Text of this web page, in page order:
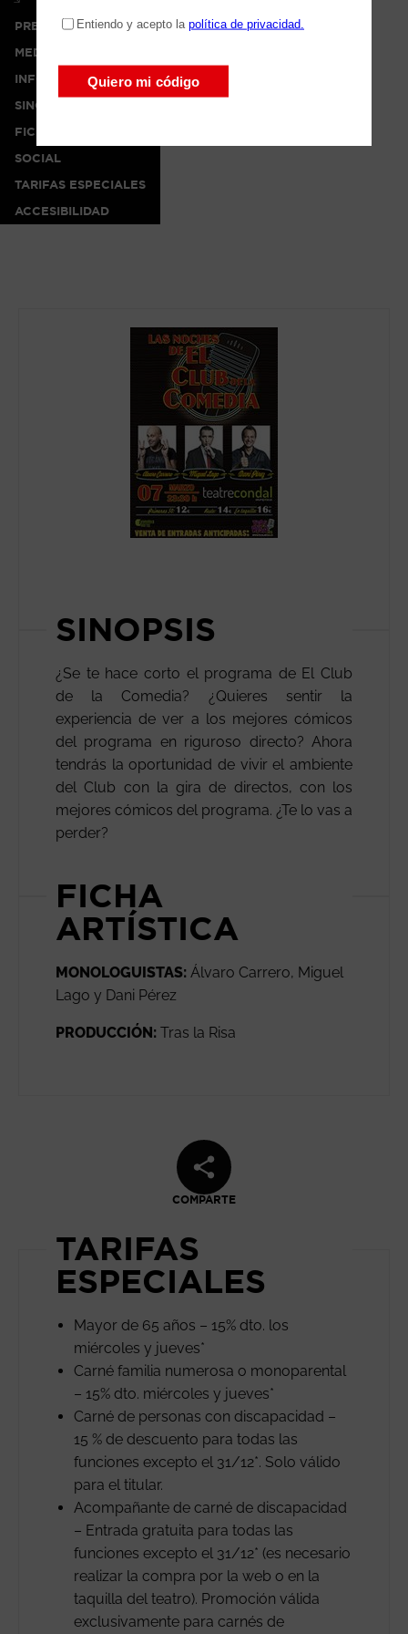
PRENSA
MEDIA
INFO
SINOPSIS
FICHA ARTÍSTICA
SOCIAL
TARIFAS ESPECIALES
ACCESIBILIDAD
SINOPSIS
¿Se te hace corto el programa de El Club
de la Comedia? ¿Quieres sentir la
experiencia de ver a los mejores cómicos
del programa en riguroso directo? Ahora
tendrás la oportunidad de vivir el ambiente
del Club con la gira de directos, con los
mejores cómicos del programa. ¿Te lo vas a
perder?
FICHA
ARTÍSTICA
MONOLOGUISTAS: Álvaro Carrero, Miguel
Lago y Dani Pérez
PRODUCCIÓN: Tras la Risa
COMPARTE
TARIFAS
ESPECIALES
Mayor de 65 años – 15% dto. los
miércoles y jueves*
Carné familia numerosa o monoparental
– 15% dto. miércoles y jueves*
Carné de personas con discapacidad –
15 % de descuento para todas las
funciones excepto el 31/12*. Solo válido
para el titular.
Acompañante de carné de discapacidad
– Entrada gratuita para todas las
funciones excepto el 31/12* (es necesario
realizar la compra por la web o en la
taquilla del teatro). Promoción válida
exclusivamente para carnés de